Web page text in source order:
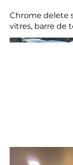
Chrome delete
vitres, barre de